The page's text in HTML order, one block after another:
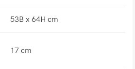
53B x 64H cm
17 cm